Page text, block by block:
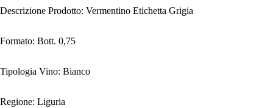
Descrizione Prodotto: Vermentino Etichetta Grigia
Formato: Bott. 0,75
Tipologia Vino: Bianco
Regione: Liguria